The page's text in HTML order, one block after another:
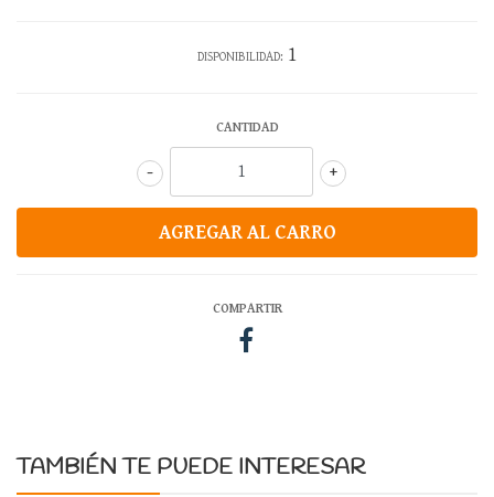
DISPONIBILIDAD: 1
CANTIDAD
+
-
COMPARTIR
TAMBIÉN TE PUEDE INTERESAR